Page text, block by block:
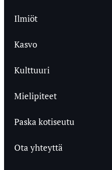
Ilmiöt
Kasvo
Kulttuuri
Mielipiteet
Paska kotiseutu
Ota yhteyttä